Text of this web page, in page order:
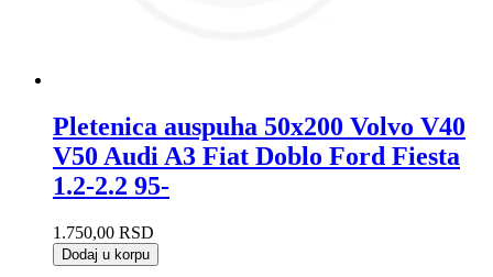
Pletenica auspuha 50x200 Volvo V40
V50 Audi A3 Fiat Doblo Ford Fiesta
1.2-2.2 95-
1.750,00 RSD
Dodaj u korpu